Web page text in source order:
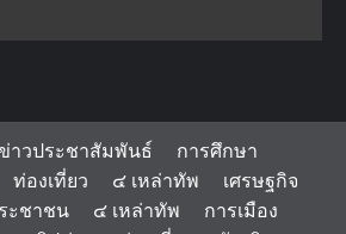
าวประชาสัมพันธ์
การศึกษา
ท่องเที่ยว ๔ เหล่าทัพ
เศรษฐกิจ
ะชาชน
๔ เหล่าทัพ
การเมือง